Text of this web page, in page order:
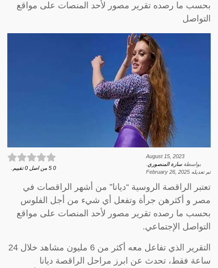
بحسب ما رصده تقرير مصور لأحد المنصات على مواقع
التواصل
August 15, 2023
بواسطةسارة المنصوري
تم تعديله February 26, 2025
0
5 من اصل 0 تقييم.
تعتبر الراقصة الروسية “ديانا” من أشهر الراقصات في
مصر و أكثرهن جرأة وتفعل أي شيء من أجل الفلوس
بحسب ما رصده تقرير مصور لأحد المنصات على مواقع
التواصل الإجتماعي.
التقرير الذي تفاعل معه أكثر من 6 مليون مشاهد خلال 24
ساعة فقط، تحدث عن ابرز مراحل الراقصة ديانا